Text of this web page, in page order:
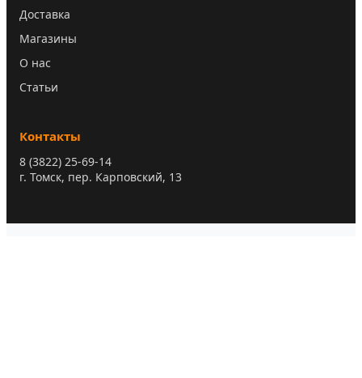
Доставка
Магазины
О нас
Статьи
Контакты
8 (3822) 25-69-14
г. Томск, пер. Карповский, 13